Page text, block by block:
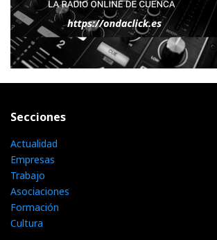
Secciones
Actualidad
Empresas
Trabajo
Asociaciones
Formación
Cultura